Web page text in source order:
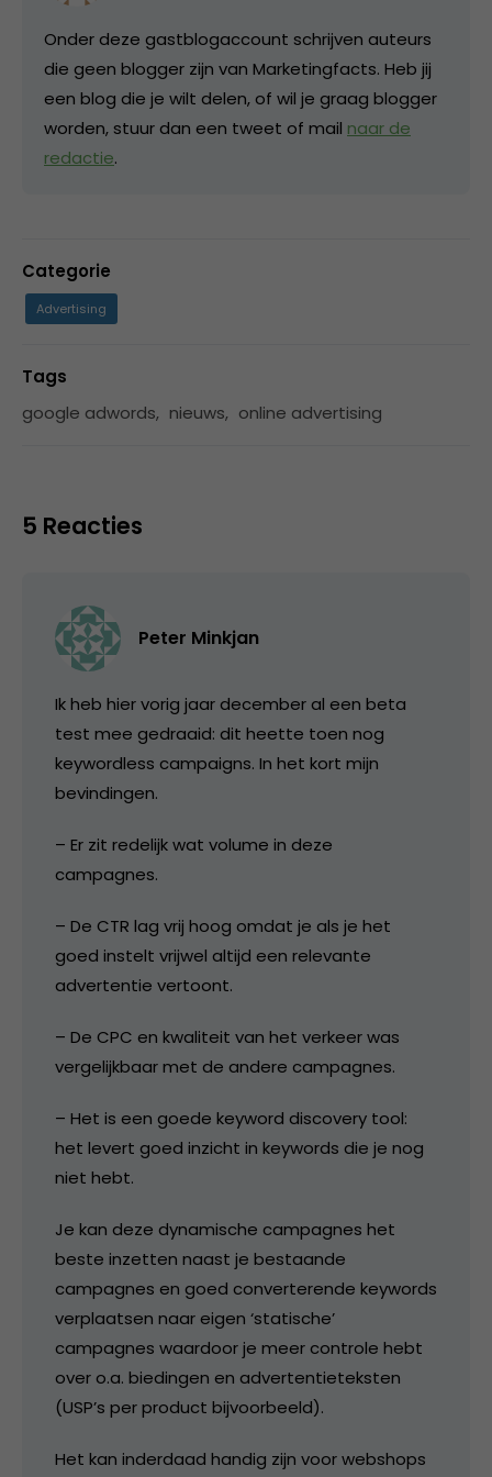
Onder deze gastblogaccount schrijven auteurs
die geen blogger zijn van Marketingfacts. Heb jij
een blog die je wilt delen, of wil je graag blogger
worden, stuur dan een tweet of mail naar de
redactie.
Categorie
Advertising
Tags
google adwords, nieuws, online advertising
5 Reacties
Peter Minkjan
Ik heb hier vorig jaar december al een beta
test mee gedraaid: dit heette toen nog
keywordless campaigns. In het kort mijn
bevindingen.
– Er zit redelijk wat volume in deze
campagnes.
– De CTR lag vrij hoog omdat je als je het
goed instelt vrijwel altijd een relevante
advertentie vertoont.
– De CPC en kwaliteit van het verkeer was
vergelijkbaar met de andere campagnes.
– Het is een goede keyword discovery tool:
het levert goed inzicht in keywords die je nog
niet hebt.
Je kan deze dynamische campagnes het
beste inzetten naast je bestaande
campagnes en goed converterende keywords
verplaatsen naar eigen ‘statische’
campagnes waardoor je meer controle hebt
over o.a. biedingen en advertentieteksten
(USP’s per product bijvoorbeeld).
Het kan inderdaad handig zijn voor webshops